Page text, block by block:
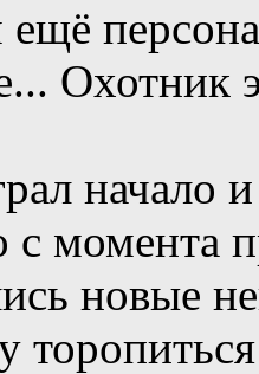
Охотник
начало
с момента
новые